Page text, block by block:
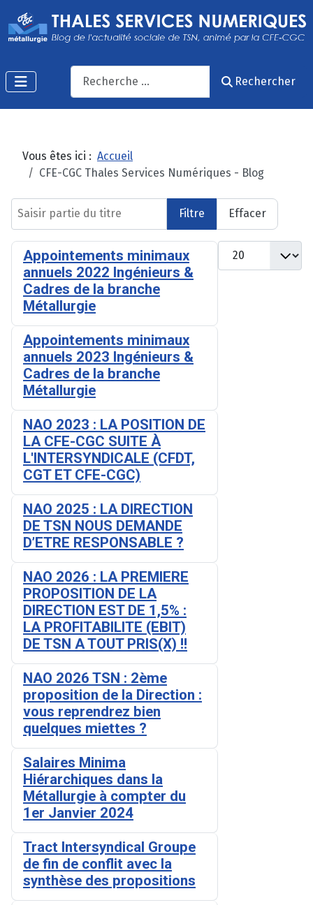
Recherche
Rechercher
Vous êtes ici : Accueil
CFE-CGC Thales Services Numériques - Blog
Saisir partie du titre
Filtre Effacer
Afficher #
Appointements minimaux
annuels 2022 Ingénieurs &
Cadres de la branche
Métallurgie
Appointements minimaux
annuels 2023 Ingénieurs &
Cadres de la branche
Métallurgie
NAO 2023 : LA POSITION DE
LA CFE-CGC SUITE À
L'INTERSYNDICALE (CFDT,
CGT ET CFE-CGC)
NAO 2025 : LA DIRECTION
DE TSN NOUS DEMANDE
D’ETRE RESPONSABLE ?
NAO 2026 : LA PREMIERE
PROPOSITION DE LA
DIRECTION EST DE 1,5% :
LA PROFITABILITE (EBIT)
DE TSN A TOUT PRIS(X) !!
NAO 2026 TSN : 2ème
proposition de la Direction :
vous reprendrez bien
quelques miettes ?
Salaires Minima
Hiérarchiques dans la
Métallurgie à compter du
1er Janvier 2024
Tract Intersyndical Groupe
de fin de conflit avec la
synthèse des propositions